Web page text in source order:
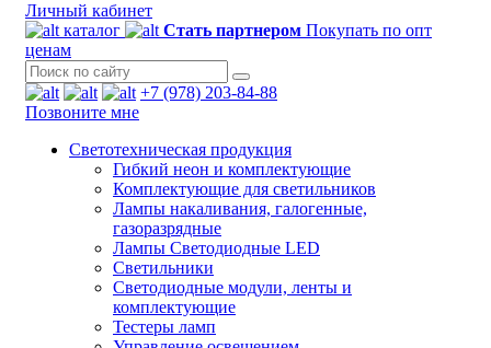
Личный кабинет
каталог
Стать партнером Покупать по опт
ценам
+7 (978) 203-84-88
Позвоните мне
Светотехническая продукция
Гибкий неон и комплектующие
Комплектующие для светильников
Лампы накаливания, галогенные,
газоразрядные
Лампы Светодиодные LED
Светильники
Светодиодные модули, ленты и
комплектующие
Тестеры ламп